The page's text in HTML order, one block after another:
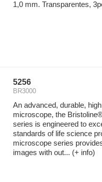
1,0 mm. Transparentes,
5256
BR3000
An advanced, durable,
microscope, the
series is engineered to
standards of life science
microscope series
images with out... (+ info)